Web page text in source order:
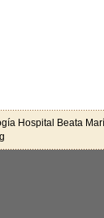
Hospital Beata